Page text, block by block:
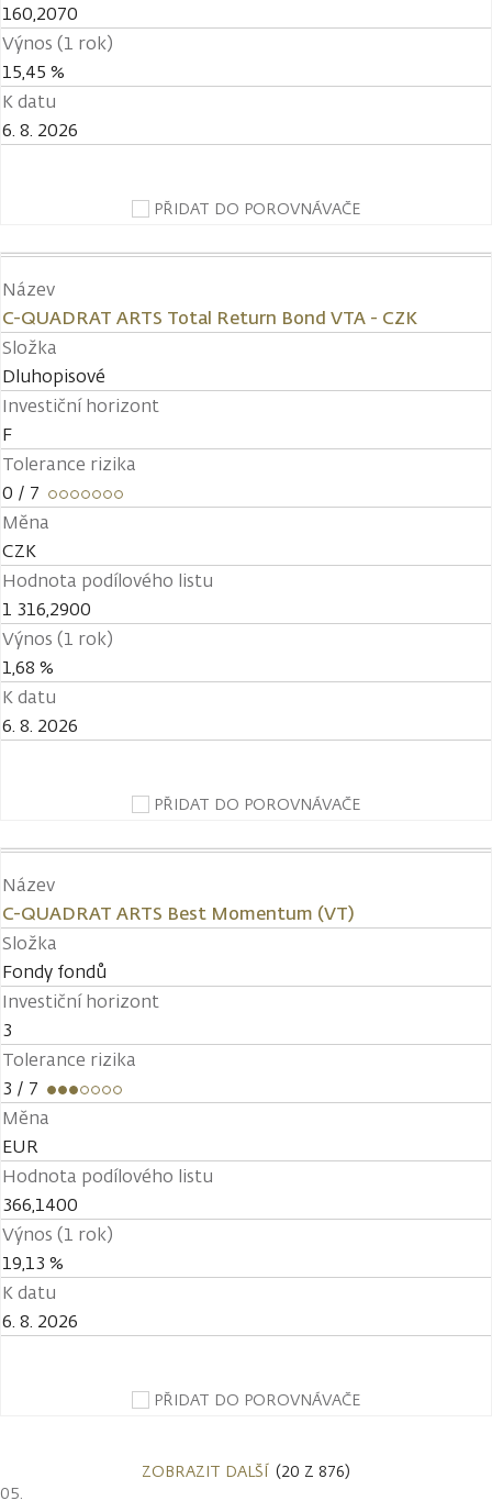
160,2070
Výnos (1 rok)
15,45 %
K datu
6. 8. 2026
PŘIDAT DO POROVNÁVAČE
Název
C-QUADRAT ARTS Total Return Bond VTA - CZK
Složka
Dluhopisové
Investiční horizont
F
Tolerance rizika
0 / 7
Měna
CZK
Hodnota podílového listu
1 316,2900
Výnos (1 rok)
1,68 %
K datu
6. 8. 2026
PŘIDAT DO POROVNÁVAČE
Název
C-QUADRAT ARTS Best Momentum (VT)
Složka
Fondy fondů
Investiční horizont
3
Tolerance rizika
3 / 7
Měna
EUR
Hodnota podílového listu
366,1400
Výnos (1 rok)
19,13 %
K datu
6. 8. 2026
PŘIDAT DO POROVNÁVAČE
ZOBRAZIT DALŠÍ (20 Z 876)